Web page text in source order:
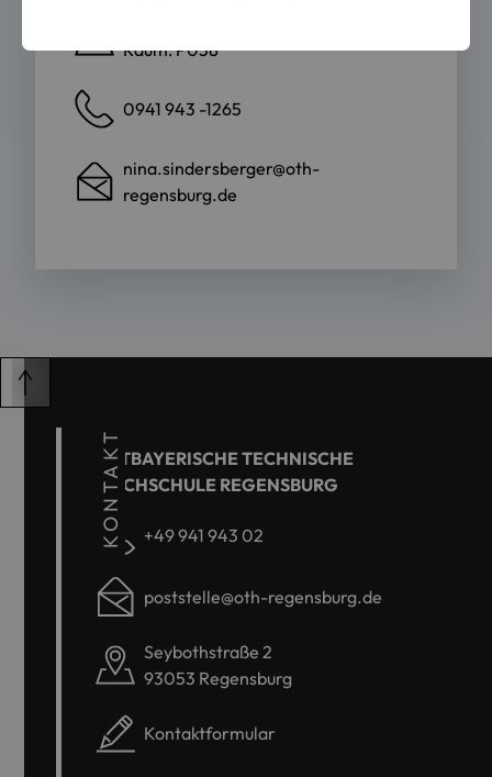
Raum: P038
0941 943 -1265
nina.sindersberger@oth-
regensburg.de
KONTAKT
OSTBAYERISCHE TECHNISCHE
HOCHSCHULE REGENSBURG
+49 941 943 02
poststelle@oth-regensburg.de
Seybothstraße 2
93053 Regensburg
Kontaktformular